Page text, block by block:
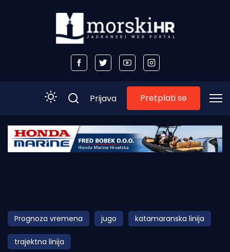
Početna
Obala
Otoci
Turizam i nautika
Prijava Pretplati se
Prognoza vremena jugo katamaranska linija
trajektna linija